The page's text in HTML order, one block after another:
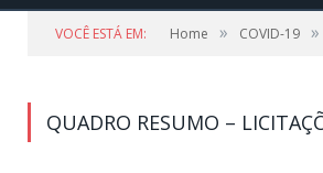
VOCÊ ESTÁ EM: Home » COVID-19 »
QUADRO RESUMO –